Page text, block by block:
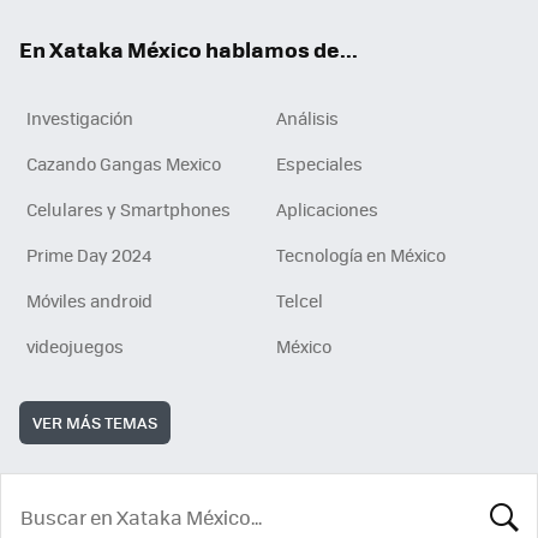
En Xataka México hablamos de...
Investigación
Análisis
Cazando Gangas Mexico
Especiales
Celulares y Smartphones
Aplicaciones
Prime Day 2024
Tecnología en México
Móviles android
Telcel
videojuegos
México
VER MÁS TEMAS